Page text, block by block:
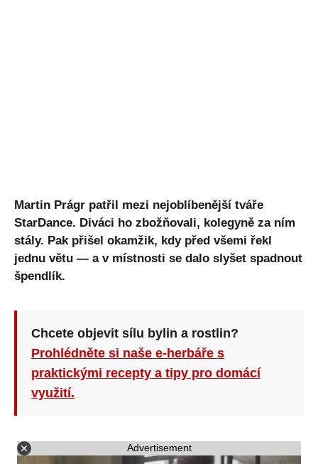
Martin Prágr patřil mezi nejoblíbenější tváře
StarDance. Diváci ho zbožňovali, kolegyně za ním
stály. Pak přišel okamžik, kdy před všemi řekl
jednu větu — a v místnosti se dalo slyšet spadnout
špendlík.
Chcete objevit sílu bylin a rostlin?
Prohlédněte si naše e-herbáře s
praktickými recepty a tipy pro domácí
využití.
Advertisement